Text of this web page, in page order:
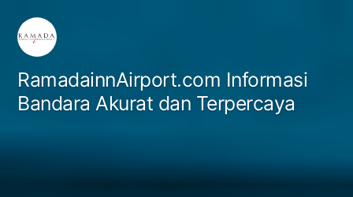
Skip
content
RamadainnAirport.com Informasi
Bandara Akurat dan Terpercaya